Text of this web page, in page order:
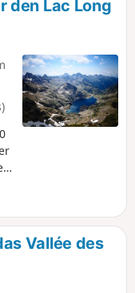
den Lac Long
Vallée des